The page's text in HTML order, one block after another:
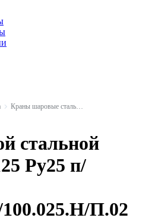
стальной
Ру25 п/
П.02